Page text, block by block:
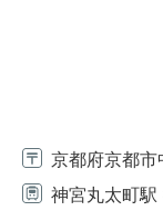
京都府京都
神宮丸太町駅